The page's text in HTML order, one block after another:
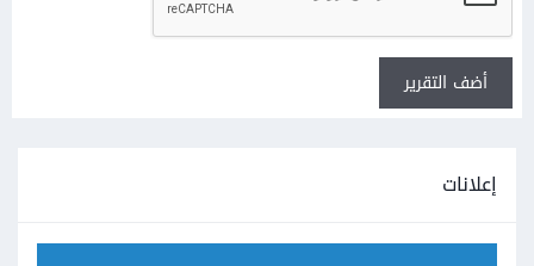
أضف التقرير
إعلانات